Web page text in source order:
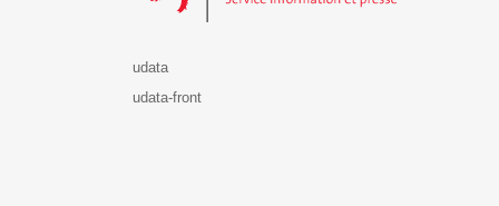
udata
udata-front